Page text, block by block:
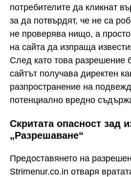
потребителите да кликнат
за да потвърдят, че не са
не проверява нищо, а
на сайта да изпраща
След като това разрешение
сайтът получава директен
разпространение на
потенциално вредно
Скритата опасност зад
„Разрешаване“
Предоставянето на
Strimenur.co.in отваря